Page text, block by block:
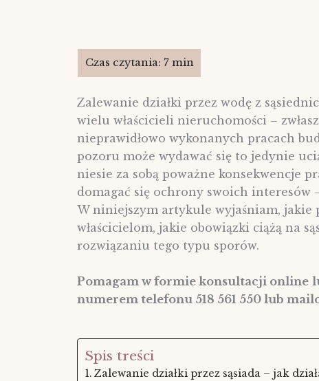
Zalewanie działki przez wodę z
wielu właścicieli nieruchomości –
nieprawidłowo wykonanych pracach
pozoru może wydawać się to jedynie
niesie za sobą poważne konsekwencje
domagać się ochrony swoich interesów
W niniejszym artykule wyjaśniam, jakie
właścicielom, jakie obowiązki ciążą na
rozwiązaniu tego typu sporów.
Pomagam w formie konsultacji online
numerem telefonu 518 561 550 lub
Spis treści
Zalewanie działki przez sąsiada – jak